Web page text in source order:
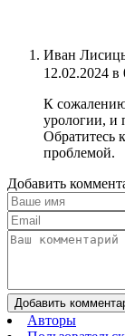
Иван
12.02.2024 в
К
урологии, и
Обратитесь
проблемой.
Добавить
Добавить
Авторы